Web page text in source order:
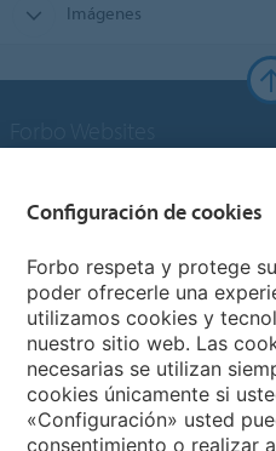
Imágenes
Forbo Flooring Systems
Forbo Movement Systems
Selecciona un país
Configuración de cookies
Forbo respeta y protege
poder ofrecerle una
utilizamos cookies y
nuestro sitio web. Las
necesarias se utilizan
cookies únicamente si
«Configuración» usted
consentimiento o realizar